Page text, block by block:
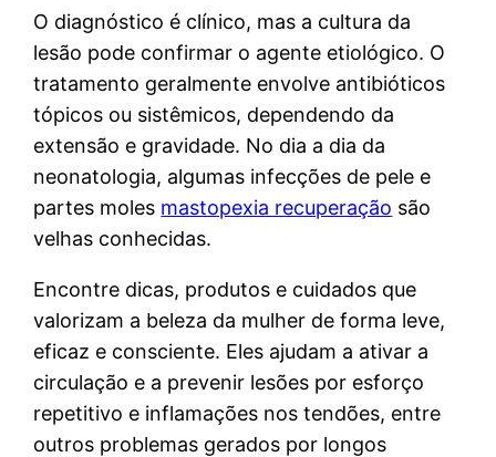
O diagnóstico é clínico, mas a cultura da
lesão pode confirmar o agente etiológico. O
tratamento geralmente envolve antibióticos
tópicos ou sistêmicos, dependendo da
extensão e gravidade. No dia a dia da
neonatologia, algumas infecções de pele e
partes moles mastopexia recuperação são
velhas conhecidas.
Encontre dicas, produtos e cuidados que
valorizam a beleza da mulher de forma leve,
eficaz e consciente. Eles ajudam a ativar a
circulação e a prevenir lesões por esforço
repetitivo e inflamações nos tendões, entre
outros problemas gerados por longos